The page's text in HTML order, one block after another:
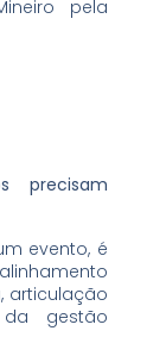
pela
precisam
evento, é
articulação
da gestão